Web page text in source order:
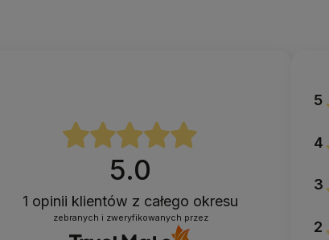
5.0
1 opinii klientów z całego okresu
zebranych i zweryfikowanych przez
5
4
3
2